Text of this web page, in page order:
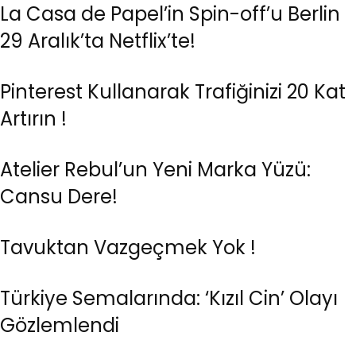
La Casa de Papel’in Spin-off’u Berlin
29 Aralık’ta Netflix’te!
Pinterest Kullanarak Trafiğinizi 20 Kat
Artırın !
Atelier Rebul’un Yeni Marka Yüzü:
Cansu Dere!
Tavuktan Vazgeçmek Yok !
Türkiye Semalarında: ‘Kızıl Cin’ Olayı
Gözlemlendi